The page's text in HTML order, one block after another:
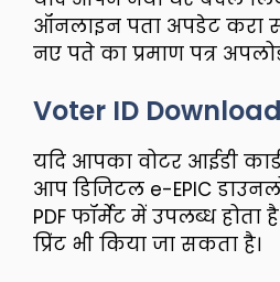
ऑनलाइन पता अपडेट करा
नए पते का प्रमाण पत्र
Voter ID
यदि आपका वोटर आईडी
आप डिजिटल e-EPIC
PDF फॉर्मेट में उपलब्ध
प्रिंट भी किया जा सकता है।